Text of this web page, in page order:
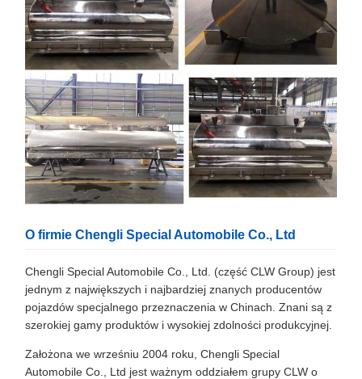
O firmie Chengli Special Automobile Co., Ltd
Chengli Special Automobile Co., Ltd. (część CLW Group) jest
jednym z największych i najbardziej znanych producentów
pojazdów specjalnego przeznaczenia w Chinach. Znani są z
szerokiej gamy produktów i wysokiej zdolności produkcyjnej.
Założona we wrześniu 2004 roku, Chengli Special
Automobile Co., Ltd jest ważnym oddziałem grupy CLW o